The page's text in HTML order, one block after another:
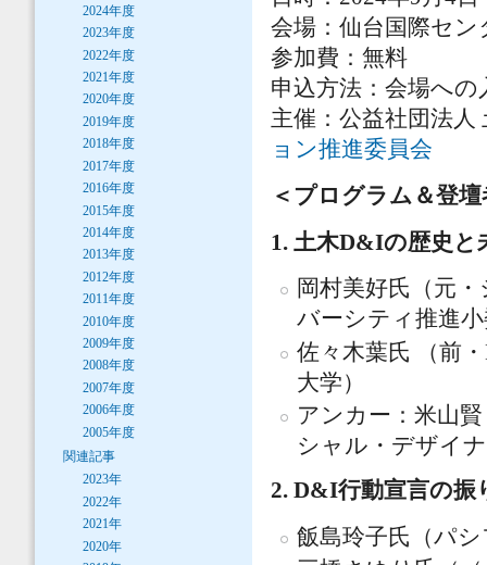
2024年度
2023年度
2022年度
2021年度
2020年度
2019年度
2018年度
2017年度
2016年度
2015年度
2014年度
2013年度
2012年度
2011年度
2010年度
2009年度
2008年度
2007年度
2006年度
2005年度
関連記事
2023年
2022年
2021年
2020年
会場：仙台国際セ
参加費：無料
申込方法：会場へ
主催：公益社団法人
ョン推進委員会
＜プログラム＆登壇
1. 土木D&Iの歴史と
岡村美好氏（元
バーシティ推進
佐々木葉氏 （前
大学）
アンカー：米山
シャル・デザイ
2. D&I行動宣言の振
飯島玲子氏（パ